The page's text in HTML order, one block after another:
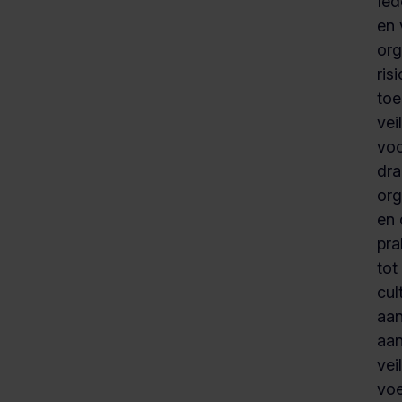
en
en
tot